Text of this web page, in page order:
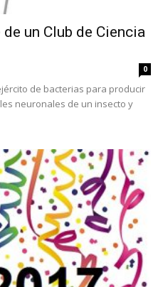
un Club de Ciencia
0
de bacterias para producir
neuronales de un insecto y